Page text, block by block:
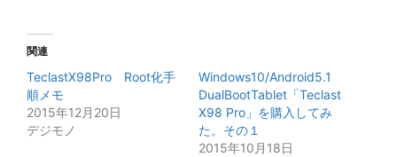
関連
TeclastX98Pro Root化手
順メモ
2015年12月20日
デジモノ
Windows10/Android5.1
DualBootTablet「Teclast
X98 Pro」を購入してみ
た。その１
2015年10月18日